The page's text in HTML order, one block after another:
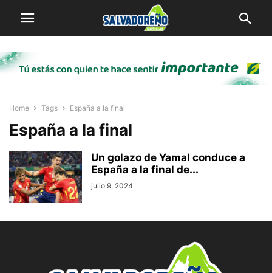
Home Tags España a la final
España a la final
Un golazo de Yamal conduce a
España a la final de...
julio 9, 2024